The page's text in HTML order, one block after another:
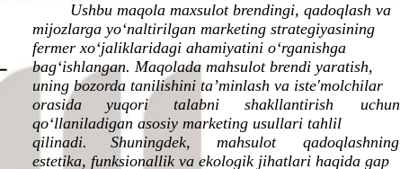
Ushbu maqola maxsulot brendingi, qadoqlash va
mijozlarga yo‘naltirilgan marketing strategiyasining
fermer xo‘jaliklaridagi ahamiyatini o‘rganishga
bag‘ishlangan. Maqolada mahsulot brendi yaratish,
uning bozorda tanilishini ta’minlash va iste'molchilar
orasida
yuqori talabni shakllantirish
uchun
qo‘llaniladigan asosiy marketing usullari tahlil
qilinadi.
Shuningdek, mahsulot
qadoqlashning
estetika, funksionallik va ekologik jihatlari haqida gap